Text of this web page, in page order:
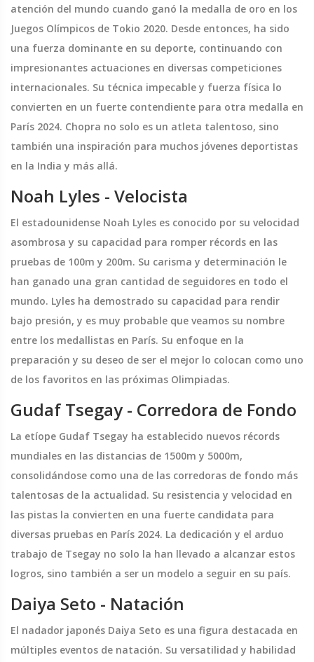
atención del mundo cuando ganó la medalla de oro en los
Juegos Olímpicos de Tokio 2020. Desde entonces, ha sido
una fuerza dominante en su deporte, continuando con
impresionantes actuaciones en diversas competiciones
internacionales. Su técnica impecable y fuerza física lo
convierten en un fuerte contendiente para otra medalla en
París 2024. Chopra no solo es un atleta talentoso, sino
también una inspiración para muchos jóvenes deportistas
en la India y más allá.
Noah Lyles - Velocista
El estadounidense Noah Lyles es conocido por su velocidad
asombrosa y su capacidad para romper récords en las
pruebas de 100m y 200m. Su carisma y determinación le
han ganado una gran cantidad de seguidores en todo el
mundo. Lyles ha demostrado su capacidad para rendir
bajo presión, y es muy probable que veamos su nombre
entre los medallistas en París. Su enfoque en la
preparación y su deseo de ser el mejor lo colocan como uno
de los favoritos en las próximas Olimpiadas.
Gudaf Tsegay - Corredora de Fondo
La etíope Gudaf Tsegay ha establecido nuevos récords
mundiales en las distancias de 1500m y 5000m,
consolidándose como una de las corredoras de fondo más
talentosas de la actualidad. Su resistencia y velocidad en
las pistas la convierten en una fuerte candidata para
diversas pruebas en París 2024. La dedicación y el arduo
trabajo de Tsegay no solo la han llevado a alcanzar estos
logros, sino también a ser un modelo a seguir en su país.
Daiya Seto - Natación
El nadador japonés Daiya Seto es una figura destacada en
múltiples eventos de natación. Su versatilidad y habilidad